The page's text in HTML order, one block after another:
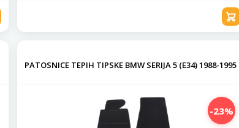
PATOSNICE TEPIH TIPSKE BMW SERIJA 5 (E34) 1988-1995
-23%